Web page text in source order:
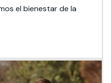
el bienestar de la